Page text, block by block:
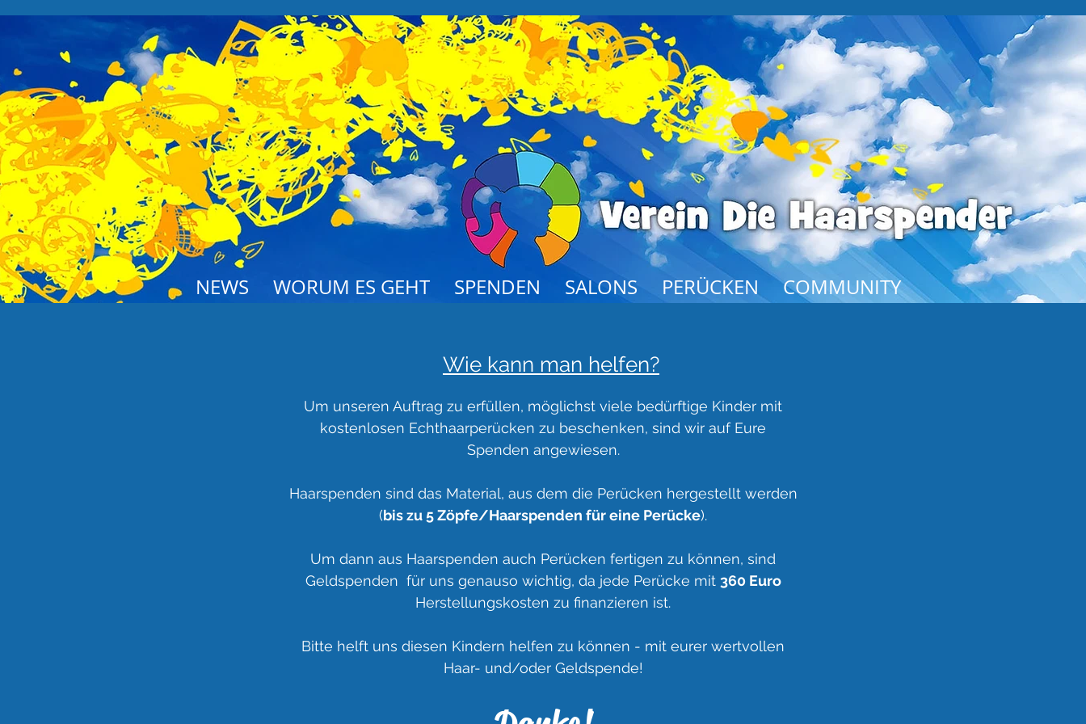
NEWS WORUM ES GEHT SPENDEN SALONS PERÜCKEN COMMUNITY
Wie kann man helfen?
Um unseren Auftrag zu erfüllen, möglichst viele bedürftige Kinder mit
kostenlosen Echthaarperücken zu beschenken, sind wir auf Eure
Spenden angewiesen.
Haarspenden sind das Material, aus dem die Perücken hergestellt werden
(bis zu 5 Zöpfe/Haarspenden für eine Perücke).
Um dann aus Haarspenden auch Perücken fertigen zu können, sind
Geldspenden für uns genauso wichtig, da jede Perücke mit 360 Euro
Herstellungskosten zu finanzieren ist.
Bitte helft uns diesen Kindern helfen zu können - mit eurer wertvollen
Haar- und/oder Geldspende!